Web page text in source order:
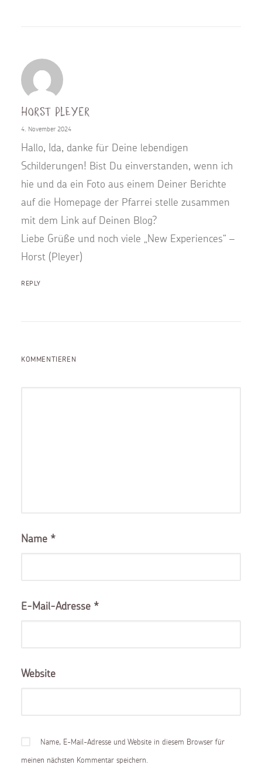
Horst Pleyer
4. November 2024
Hallo, Ida, danke für Deine lebendigen
Schilderungen! Bist Du einverstanden, wenn ich
hie und da ein Foto aus einem Deiner Berichte
auf die Homepage der Pfarrei stelle zusammen
mit dem Link auf Deinen Blog?
Liebe Grüße und noch viele „New Experiences“ –
Horst (Pleyer)
REPLY
KOMMENTIEREN
Name *
E-Mail-Adresse *
Website
Name, E-Mail-Adresse und Website in diesem Browser für
meinen nächsten Kommentar speichern.